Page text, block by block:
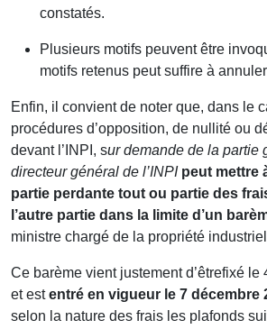
constatés.
Plusieurs motifs peuvent être
motifs retenus peut suffire à
Enfin, il convient de noter que, dans le
procédures d’opposition, de nullité ou
devant l’INPI, sur demande de la partie
directeur général de l’INPI peut mettre
partie perdante tout ou partie des
l’autre partie dans la limite d’un
ministre chargé de la propriété
Ce barème vient justement d’êtrefixé le
et estentré en vigueur le 7 décembre
selon la nature des frais les plafonds